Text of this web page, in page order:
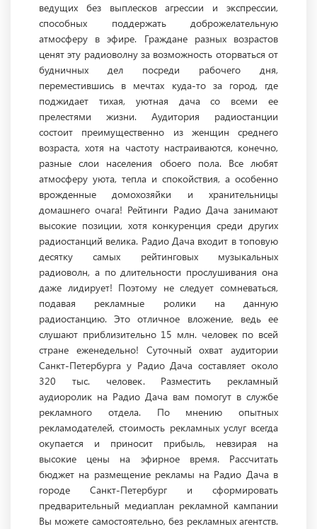
ведущих без выплесков агрессии и экспрессии,
способных поддержать доброжелательную
атмосферу в эфире. Граждане разных возрастов
ценят эту радиоволну за возможность оторваться от
будничных дел посреди рабочего дня,
переместившись в мечтах куда-то за город, где
поджидает тихая, уютная дача со всеми ее
прелестями жизни. Аудитория радиостанции
состоит преимущественно из женщин среднего
возраста, хотя на частоту настраиваются, конечно,
разные слои населения обоего пола. Все любят
атмосферу уюта, тепла и спокойствия, а особенно
врожденные домохозяйки и хранительницы
домашнего очага! Рейтинги Радио Дача занимают
высокие позиции, хотя конкуренция среди других
радиостанций велика. Радио Дача входит в топовую
десятку самых рейтинговых музыкальных
радиоволн, а по длительности прослушивания она
даже лидирует! Поэтому не следует сомневаться,
подавая рекламные ролики на данную
радиостанцию. Это отличное вложение, ведь ее
слушают приблизительно 15 млн. человек по всей
стране еженедельно! Суточный охват аудитории
Санкт-Петербурга у Радио Дача составляет около
320 тыс. человек. Разместить рекламный
аудиоролик на Радио Дача вам помогут в службе
рекламного отдела. По мнению опытных
рекламодателей, стоимость рекламных услуг всегда
окупается и приносит прибыль, невзирая на
высокие цены на эфирное время. Рассчитать
бюджет на размещение рекламы на Радио Дача в
городе Санкт-Петербург и сформировать
предварительный медиаплан рекламной кампании
Вы можете самостоятельно, без рекламных агентств.